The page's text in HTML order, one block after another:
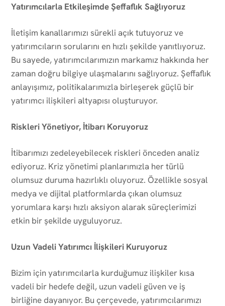
Yatırımcılarla Etkileşimde Şeffaflık Sağlıyoruz
İletişim kanallarımızı sürekli açık tutuyoruz ve
yatırımcıların sorularını en hızlı şekilde yanıtlıyoruz.
Bu sayede, yatırımcılarımızın markamız hakkında her
zaman doğru bilgiye ulaşmalarını sağlıyoruz. Şeffaflık
anlayışımız, politikalarımızla birleşerek güçlü bir
yatırımcı ilişkileri altyapısı oluşturuyor.
Riskleri Yönetiyor, İtibarı Koruyoruz
İtibarımızı zedeleyebilecek riskleri önceden analiz
ediyoruz. Kriz yönetimi planlarımızla her türlü
olumsuz duruma hazırlıklı oluyoruz. Özellikle sosyal
medya ve dijital platformlarda çıkan olumsuz
yorumlara karşı hızlı aksiyon alarak süreçlerimizi
etkin bir şekilde uyguluyoruz.
Uzun Vadeli Yatırımcı İlişkileri Kuruyoruz
Bizim için yatırımcılarla kurduğumuz ilişkiler kısa
vadeli bir hedefe değil, uzun vadeli güven ve iş
birliğine dayanıyor. Bu çerçevede, yatırımcılarımızı